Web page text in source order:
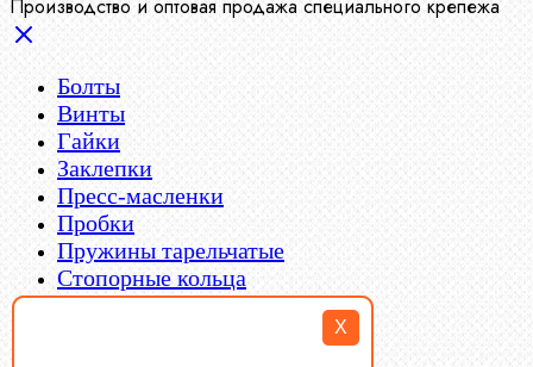
X
Производство и оптовая продажа специального крепежа
Болты
Винты
Гайки
Заклепки
Пресс-масленки
Пробки
Пружины тарельчатые
Стопорные кольца
Такелаж